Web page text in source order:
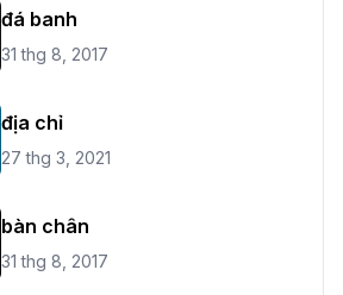
đá banh
31 thg 8, 2017
địa chỉ
27 thg 3, 2021
bàn chân
31 thg 8, 2017